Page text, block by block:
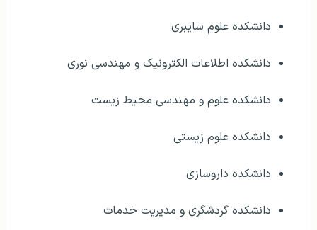
دانشکده علوم سایبری
دانشکده اطلاعات الکترونیک و مهندسی نوری
دانشکده علوم و مهندسی محیط زیست
دانشکده علوم زیستی
دانشکده داروسازی
دانشکده گردشگری و مدیریت خدمات